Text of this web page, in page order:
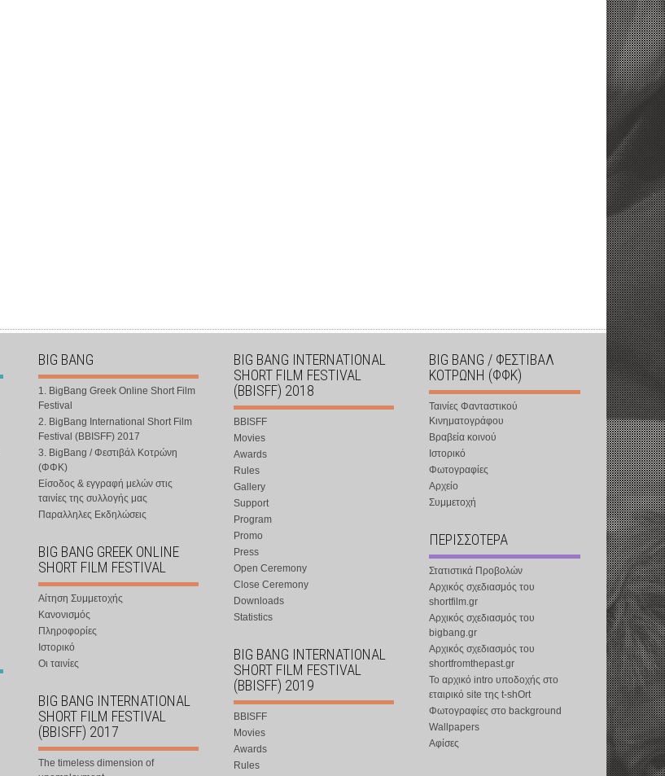
BIG BANG
1. BigBang Greek Online Short Film
Festival
2. BigBang International Short Film
Festival (BBISFF) 2017
3. BigBang / Φεστιβάλ Κοτρώνη
(ΦΦΚ)
Είσοδος & εγγραφή μελών στις
ταινίες της συλλογής μας
Παραλληλες Εκδηλώσεις
BIG BANG GREEK ONLINE
SHORT FILM FESTIVAL
Αίτηση Συμμετοχής
Κανονισμός
Πληροφορίες
Ιστορικό
Οι ταινίες
BIG BANG INTERNATIONAL
SHORT FILM FESTIVAL
(BBISFF) 2017
The timeless dimension of
BIG BANG INTERNATIONAL
SHORT FILM FESTIVAL
(BBISFF) 2018
BBISFF
Movies
Awards
Rules
Gallery
Support
Program
Promo
Press
Open Ceremony
Close Ceremony
Downloads
Statistics
BIG BANG INTERNATIONAL
SHORT FILM FESTIVAL
(BBISFF) 2019
BBISFF
Movies
Awards
Rules
BIG BANG / ΦΕΣΤΙΒΑΛ
ΚΟΤΡΩΝΗ (ΦΦΚ)
Ταινίες Φανταστικού
Κινηματογράφου
Βραβεία κοινού
Ιστορικό
Φωτογραφίες
Αρχείο
Συμμετοχή
ΠΕΡΙΣΣΟΤΕΡΑ
Στατιστικά Προβολών
Αρχικός σχεδιασμός του
shortfilm.gr
Αρχικός σχεδιασμός του
bigbang.gr
Αρχικός σχεδιασμός του
shortfromthepast.gr
Το αρχικό intro υποδοχής στο
εταιρικό site της t-shOrt
Φωτογραφίες στο background
Wallpapers
Αφίσες